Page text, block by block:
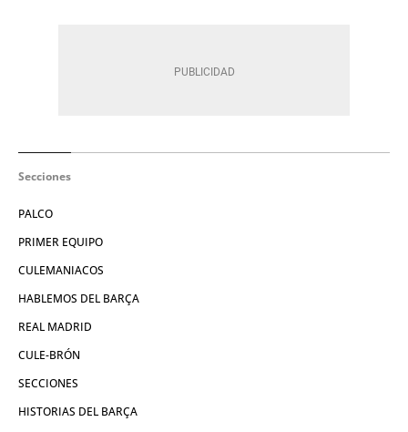
Secciones
PALCO
PRIMER EQUIPO
CULEMANIACOS
HABLEMOS DEL BARÇA
REAL MADRID
CULE-BRÓN
SECCIONES
HISTORIAS DEL BARÇA